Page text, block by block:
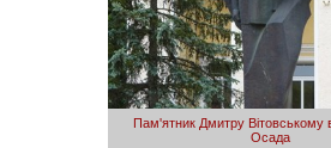
Пам'ятник Дмитру Вітовському
Осада